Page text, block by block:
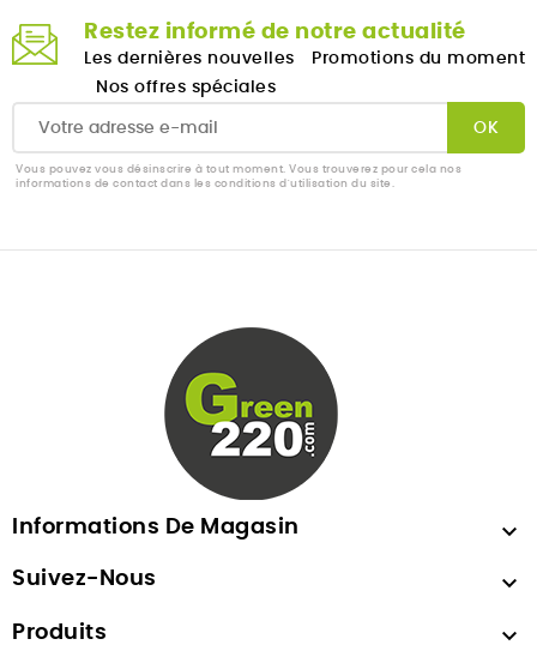
Restez informé de notre actualité
Les dernières nouvelles
Promotions du moment
Nos offres spéciales
Vous pouvez vous désinscrire à tout moment. Vous trouverez pour cela nos
informations de contact dans les conditions d'utilisation du site.
Informations De Magasin 
Suivez-Nous 
Produits 